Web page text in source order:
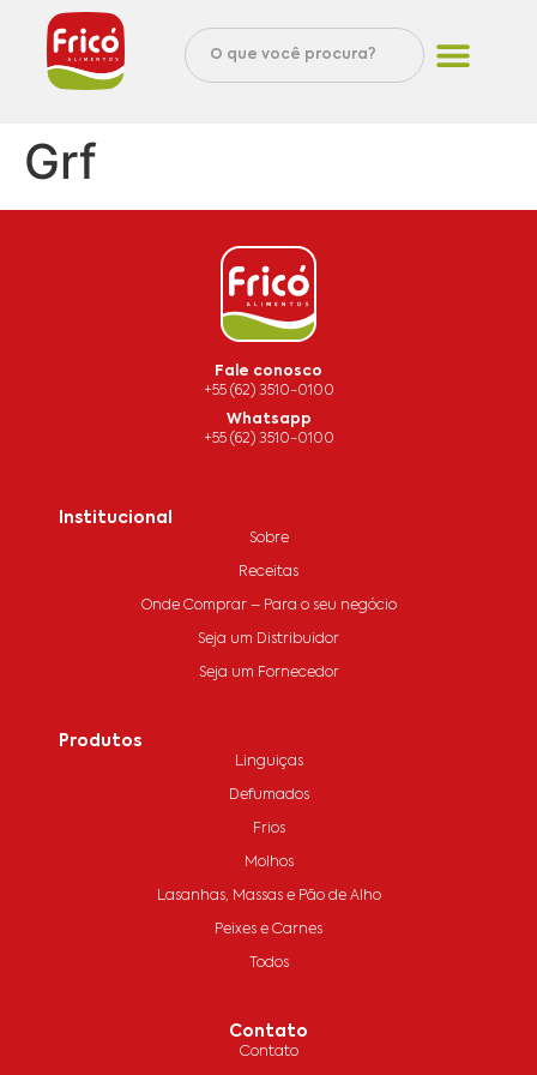
Grf
Fale conosco
+55 (62) 3510-0100
Whatsapp
+55 (62) 3510-0100
Institucional
Sobre
Receitas
Onde Comprar – Para o seu negócio
Seja um Distribuidor
Seja um Fornecedor
Produtos
Linguiças
Defumados
Frios
Molhos
Lasanhas, Massas e Pão de Alho
Peixes e Carnes
Todos
Contato
Contato